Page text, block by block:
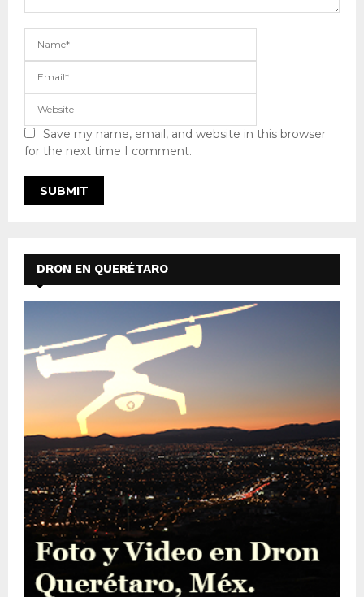
Save my name, email, and website in this browser
for the next time I comment.
DRON EN QUERÉTARO